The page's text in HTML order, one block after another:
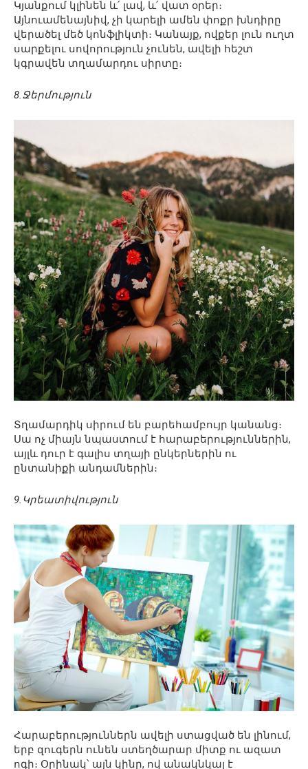
Կյանքում կլինեն և՛ լավ, և՛ վատ օրեր։
Այնուամենայնիվ, չի կարելի ամեն փոքր խնդիրը
վերածել մեծ կոնֆլիկտի։ Կանայք, ովքեր լուն ուղտ
սարքելու սովորություն չունեն, ավելի հեշտ
կգրավեն տղամարդու սիրտը։
8.Ջերմություն
Տղամարդիկ սիրում են բարեհամբույր կանանց։
Սա ոչ միայն նպաստում է հարաբերություններին,
այլև դուր է գալիս տղայի ընկերներին ու
ընտանիքի անդամներին։
9.Կրեատիվություն
Հարաբերություններն ավելի ստացված են լինում,
երբ զուգերն ունեն ստեղծարար միտք ու ազատ
ոգի։ Օրինակ՝ այն կինը, ով անակնկալ է